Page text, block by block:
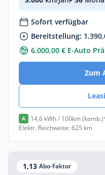
Sofort verfügbar
Bereitstellung:
6.000,00 € E-Auto
Zum
A 14,6 kWh / 100km
Elektr. Reichweite: 625 km
1,13 Abo-Faktor